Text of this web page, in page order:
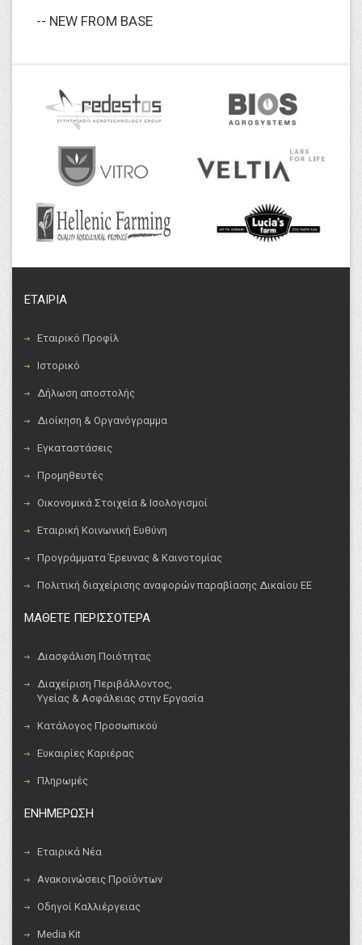
-- NEW FROM BASE
ΕΤΑΙΡΙΑ
Εταιρικό Προφίλ
Ιστορικό
Δήλωση αποστολής
Διοίκηση & Οργανόγραμμα
Εγκαταστάσεις
Προμηθευτές
Οικονομικά Στοιχεία & Ισολογισμοί
Εταιρική Κοινωνική Ευθύνη
Προγράμματα Έρευνας & Καινοτομίας
Πολιτική διαχείρισης αναφορών παραβίασης Δικαίου ΕΕ
ΜΑΘΕΤΕ ΠΕΡΙΣΣΟΤΕΡΑ
Διασφάλιση Ποιότητας
Διαχείριση Περιβάλλοντος,
Υγείας & Ασφάλειας στην Εργασία
Κατάλογος Προσωπικού
Ευκαιρίες Καριέρας
Πληρωμές
ΕΝΗΜΕΡΩΣΗ
Εταιρικά Νέα
Ανακοινώσεις Προϊόντων
Οδηγοί Καλλιέργειας
Media Kit